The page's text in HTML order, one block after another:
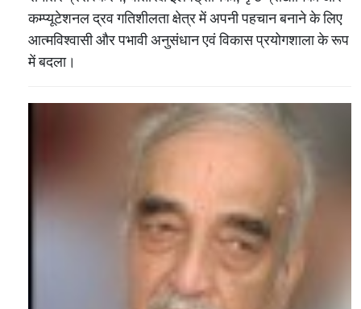
कम्प्यूटेशनल द्रव गतिशीलता क्षेत्र में अपनी पहचान बनाने के लिए
आत्मविश्वासी और पभावी अनुसंधान एवं विकास प्रयोगशाला के रूप
में बदला।